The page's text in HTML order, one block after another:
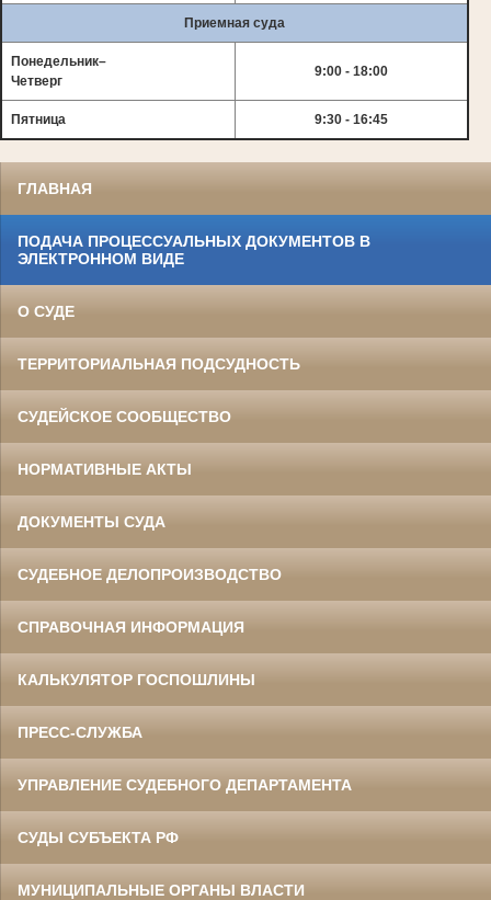
Приемная суда
Понедельник–
Четверг
9:00 - 18:00
Пятница 9:30 - 16:45
ГЛАВНАЯ
ПОДАЧА ПРОЦЕССУАЛЬНЫХ ДОКУМЕНТОВ В
ЭЛЕКТРОННОМ ВИДЕ
О СУДЕ
ТЕРРИТОРИАЛЬНАЯ ПОДСУДНОСТЬ
СУДЕЙСКОЕ СООБЩЕСТВО
НОРМАТИВНЫЕ АКТЫ
ДОКУМЕНТЫ СУДА
СУДЕБНОЕ ДЕЛОПРОИЗВОДСТВО
СПРАВОЧНАЯ ИНФОРМАЦИЯ
КАЛЬКУЛЯТОР ГОСПОШЛИНЫ
ПРЕСС-СЛУЖБА
УПРАВЛЕНИЕ СУДЕБНОГО ДЕПАРТАМЕНТА
СУДЫ СУБЪЕКТА РФ
МУНИЦИПАЛЬНЫЕ ОРГАНЫ ВЛАСТИ